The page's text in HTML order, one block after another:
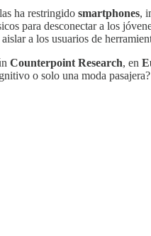
ha restringido smartphones,
para desconectar a los
a los usuarios de
Counterpoint Research, en
o solo una moda